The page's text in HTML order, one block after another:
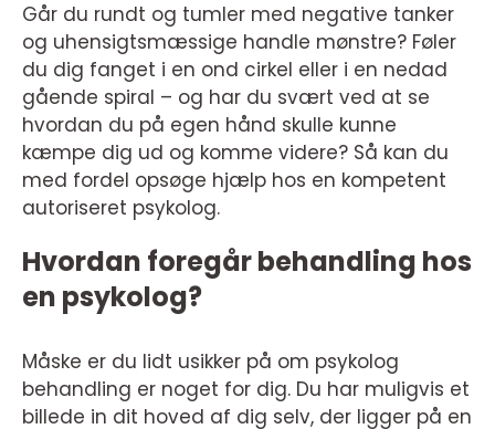
Går du rundt og tumler med negative tanker
og uhensigtsmæssige handle mønstre? Føler
du dig fanget i en ond cirkel eller i en nedad
gående spiral – og har du svært ved at se
hvordan du på egen hånd skulle kunne
kæmpe dig ud og komme videre? Så kan du
med fordel opsøge hjælp hos en kompetent
autoriseret psykolog.
Hvordan foregår behandling hos
en psykolog?
Måske er du lidt usikker på om psykolog
behandling er noget for dig. Du har muligvis et
billede in dit hoved af dig selv, der ligger på en